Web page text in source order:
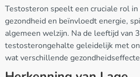
Testosteron speelt een cruciale rol in
gezondheid en beïnvloedt energie,
algemeen welzijn. Na de leeftijd van
testosterongehalte geleidelijk met
wat verschillende